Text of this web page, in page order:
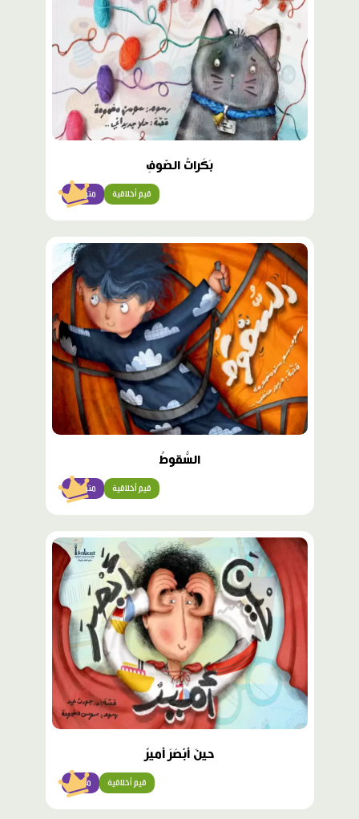
بَكَراتُ الصّوفِ
متوسّط قيم أخلاقية
محتوى
مميّز
السُّقوطُ
متوسّط قيم أخلاقية
محتوى
مميّز
حينَ أَبْصَرَ أَميرٌ
متقدّم قيم أخلاقية